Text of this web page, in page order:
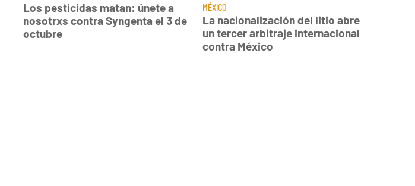
Los pesticidas matan: únete a
nosotrxs contra Syngenta el 3 de
octubre
MÉXICO
La nacionalización del litio abre
un tercer arbitraje internacional
contra México